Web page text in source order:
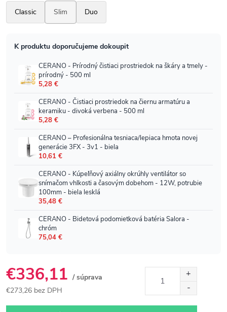
€336,11 / súprava
€273,26 bez DPH